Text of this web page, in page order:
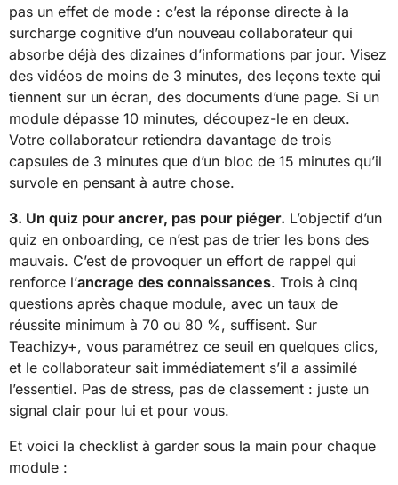
pas un effet de mode : c’est la réponse directe à la
surcharge cognitive d’un nouveau collaborateur qui
absorbe déjà des dizaines d’informations par jour. Visez
des vidéos de moins de 3 minutes, des leçons texte qui
tiennent sur un écran, des documents d’une page. Si un
module dépasse 10 minutes, découpez-le en deux.
Votre collaborateur retiendra davantage de trois
capsules de 3 minutes que d’un bloc de 15 minutes qu’il
survole en pensant à autre chose.
3. Un quiz pour ancrer, pas pour piéger. L’objectif d’un
quiz en onboarding, ce n’est pas de trier les bons des
mauvais. C’est de provoquer un effort de rappel qui
renforce l’ancrage des connaissances. Trois à cinq
questions après chaque module, avec un taux de
réussite minimum à 70 ou 80 %, suffisent. Sur
Teachizy+, vous paramétrez ce seuil en quelques clics,
et le collaborateur sait immédiatement s’il a assimilé
l’essentiel. Pas de stress, pas de classement : juste un
signal clair pour lui et pour vous.
Et voici la checklist à garder sous la main pour chaque
module :